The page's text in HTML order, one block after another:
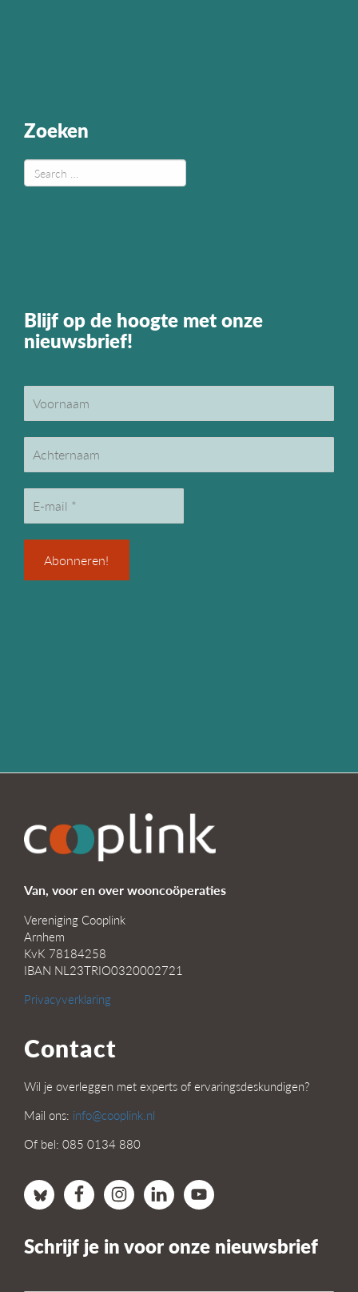
Zoeken
Blijf op de hoogte met onze
nieuwsbrief!
Van, voor en over wooncoöperaties
Vereniging Cooplink
Arnhem
KvK 78184258
IBAN NL23TRIO0320002721
Privacyverklaring
Contact
Wil je overleggen met experts of ervaringsdeskundigen?
Mail ons: info@cooplink.nl
Of bel: 085 0134 880
Schrijf je in voor onze nieuwsbrief